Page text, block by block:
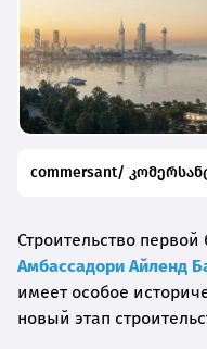
commersant/
Строительство
Амбассадори Айленд
имеет особое
новый этап